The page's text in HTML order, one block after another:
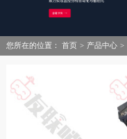
您所在的位置： 首页 > 产品中心 >